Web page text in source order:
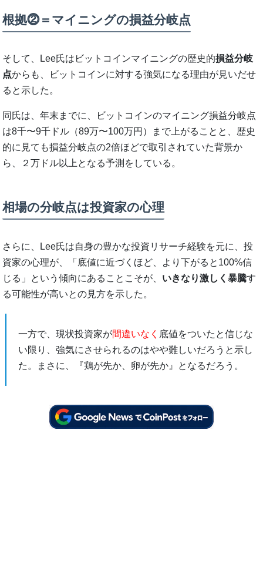
根拠⓶＝マイニングの損益分岐点
そして、Lee氏はビットコインマイニングの歴史的損益分岐
点からも、ビットコインに対する強気になる理由が見いだせ
ると示した。
同氏は、年末までに、ビットコインのマイニング損益分岐点
は8千〜9千ドル（89万〜100万円）まで上がることと、歴史
的に見ても損益分岐点の2倍ほどで取引されていた背景か
ら、２万ドル以上となる予測をしている。
相場の分岐点は投資家の心理
さらに、Lee氏は自身の豊かな投資リサーチ経験を元に、投
資家の心理が、「底値に近づくほど、より下がると100%信
じる」という傾向にあることこそが、 いきなり激しく暴騰す
る可能性が高いとの見方を示した。
一方で、現状投資家が間違いなく 底値をついたと信じな
い限り、強気にさせられるのはやや難しいだろうと示し
た。まさに、『鶏が先か、卵が先か』となるだろう。